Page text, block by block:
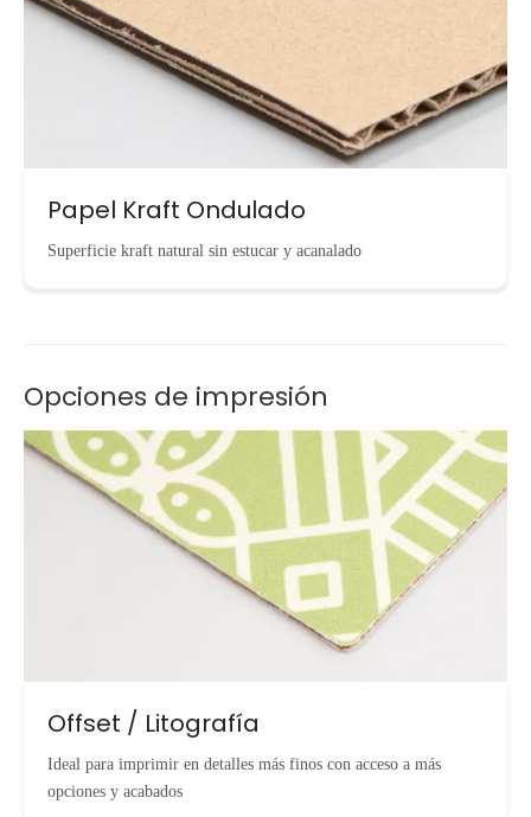
Papel Kraft Ondulado
Superficie kraft natural sin estucar y acanalado
Opciones de impresión
Offset / Litografía
Ideal para imprimir en detalles más finos con acceso a más
opciones y acabados